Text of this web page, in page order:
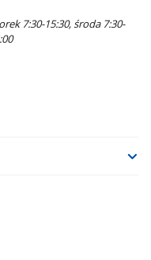
7:30-15:30, środa 7:30-